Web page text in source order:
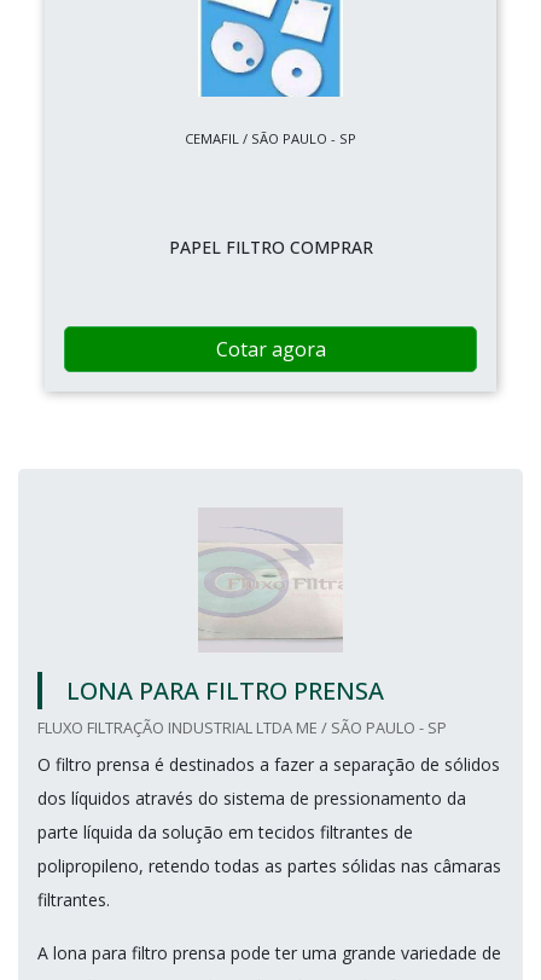
CEMAFIL / SÃO PAULO - SP
PAPEL FILTRO COMPRAR
Cotar agora
LONA PARA FILTRO PRENSA
FLUXO FILTRAÇÃO INDUSTRIAL LTDA ME / SÃO PAULO - SP
O filtro prensa é destinados a fazer a separação de sólidos
dos líquidos através do sistema de pressionamento da
parte líquida da solução em tecidos filtrantes de
polipropileno, retendo todas as partes sólidas nas câmaras
filtrantes.
A lona para filtro prensa pode ter uma grande variedade de